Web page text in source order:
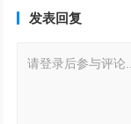
发表回复
请登录后参与评论...